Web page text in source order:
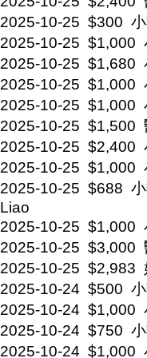
2025-10-25 $300
2025-10-25 $1,000
2025-10-25 $1,680
2025-10-25 $1,000
2025-10-25 $1,000
2025-10-25 $1,500
2025-10-25 $2,400
2025-10-25 $1,000
2025-10-25 $688
Liao
2025-10-25 $1,000
2025-10-25 $3,000
2025-10-25 $2,983
2025-10-24 $500
2025-10-24 $1,000
2025-10-24 $750
2025-10-24 $1,000